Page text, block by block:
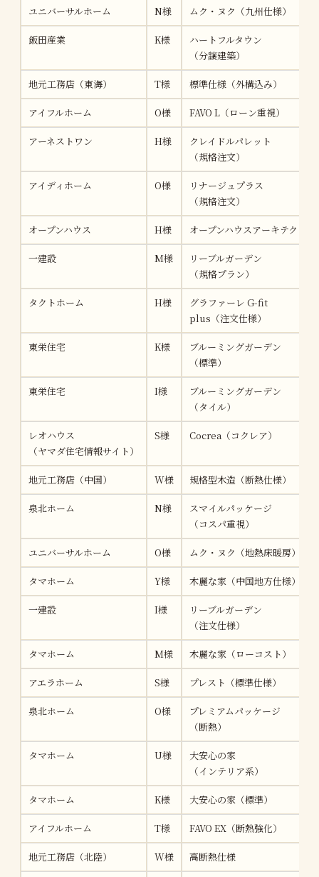
ユニバーサルホーム N様 ムク・ヌク（九州仕様）
飯田産業 K様
ハートフルタウン
（分譲建築）
地元工務店（東海） T様 標準仕様（外構込み）
アイフルホーム O様 FAVO L（ローン重視）
アーネストワン H様
クレイドルパレット
（規格注文）
アイディホーム O様
リナージュプラス
（規格注文）
オープンハウス H様 オープンハウスアーキテクト
一建設 M様
リーブルガーデン
（規格プラン）
タクトホーム H様
グラファーレ G-fit
plus（注文仕様）
東栄住宅 K様
ブルーミングガーデン
（標準）
東栄住宅 I様
ブルーミングガーデン
（タイル）
レオハウス
（ヤマダ住宅情報サイト）
S様 Cocrea（コクレア）
地元工務店（中国） W様 規格型木造（断熱仕様）
泉北ホーム N様
スマイルパッケージ
（コスパ重視）
ユニバーサルホーム O様 ムク・ヌク（地熱床暖房）
タマホーム Y様 木麗な家（中国地方仕様）
一建設 I様
リーブルガーデン
（注文仕様）
タマホーム M様 木麗な家（ローコスト）
アエラホーム S様 プレスト（標準仕様）
泉北ホーム O様
プレミアムパッケージ
（断熱）
タマホーム U様
大安心の家
（インテリア系）
タマホーム K様 大安心の家（標準）
アイフルホーム T様 FAVO EX（断熱強化）
地元工務店（北陸） W様 高断熱仕様